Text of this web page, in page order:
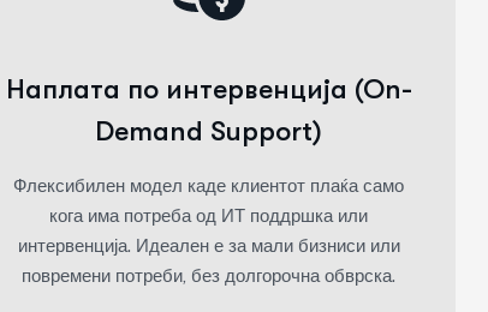
Наплата по интервенција (On-
Demand Support)
Флексибилен модел каде клиентот плаќа само
кога има потреба од ИТ поддршка или
интервенција. Идеален е за мали бизниси или
повремени потреби, без долгорочна обврска.